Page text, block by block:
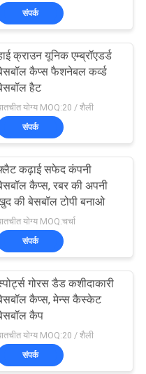
संपर्क
क्राउन यूनिक एम्ब्रॉएडर्ड
कैप्स फैशनेबल कर्व्ड
हैट
योग्य MOQ:20 / शैली
संपर्क
कढ़ाई सफेद कंपनी
कैप्स, रबर की अपनी
की बेसबॉल टोपी बनाओ
योग्य MOQ:चर्चा
संपर्क
गोरस डैड कशीदाकारी
कैप्स, मेन्स कैस्केट
कैप
योग्य MOQ:20 / शैली
संपर्क